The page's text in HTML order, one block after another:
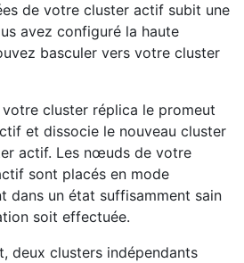
de votre cluster actif subit une
avez configuré la haute
basculer vers votre cluster
cluster réplica le promeut
et dissocie le nouveau cluster
actif. Les nœuds de votre
sont placés en mode
dans un état suffisamment sain
soit effectuée.
deux clusters indépendants